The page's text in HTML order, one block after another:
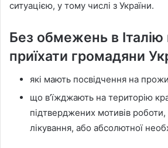
ситуацією, у тому числі з України.
Без обмежень в
приїхати громадяни
які мають посвідчення на
що в’їжджають на територію
підтверджених мотивів
лікування, або абсолютної